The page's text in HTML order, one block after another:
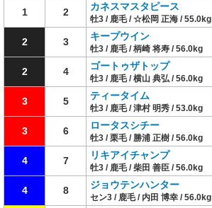
1 2 カネスマスタピース
牡3 / 鹿毛 / ☆松岡 正海 / 55.0kg
2 3 キープウイン
牡3 / 鹿毛 / 柄崎 将寿 / 56.0kg
2 4 ゴートゥザトップ
牡3 / 鹿毛 / 横山 典弘 / 56.0kg
3 5 ティータイム
牡3 / 鹿毛 / 津村 明秀 / 53.0kg
3 6 ロータスシチー
牡3 / 栗毛 / 勝浦 正樹 / 56.0kg
4 7 リキアイチャンプ
牡3 / 鹿毛 / 柴田 善臣 / 56.0kg
4 8 ジョウテンハンター
セン3 / 鹿毛 / 内田 博幸 / 56.0kg